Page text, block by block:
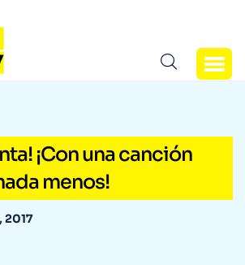
¡Con una canción
menos!
2017